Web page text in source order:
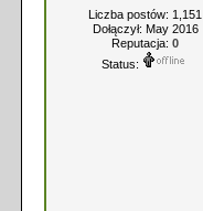
Liczba postów: 1,151
Dołączył: May 2016
Reputacja: 0
Status: